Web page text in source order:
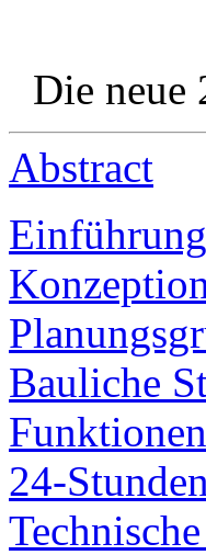
Die neue
Abstract
Einführung
Bauliche
24-